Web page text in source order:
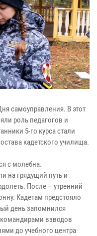
самоуправления. В этот
роль педагогов и
5-го курса стали
кадетского училища.
с молебна.
на грядущий путь и
После – утренний
Кадетам предстояло
день запомнился
взводов
до учебного центра